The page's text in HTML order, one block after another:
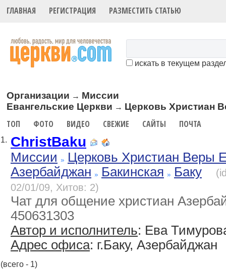
ГЛАВНАЯ РЕГИСТРАЦИЯ РАЗМЕСТИТЬ СТАТЬЮ
искать в текущем
Организации → Миссии
Евангельские Церкви → Церковь Христиан
ТОП ФОТО ВИДЕО СВЕЖИЕ САЙТЫ ПОЧТА
1. ChristBaku
Миссии
Церковь Христиан Веры
Азербайджан
Бакинская Баку
02/01/09, Хитов: 2)
Чат для общение христиан
450631303
Автор и исполнитель: Ева
Адрес офиса: г.Баку, Азербайджан
(всего - 1)